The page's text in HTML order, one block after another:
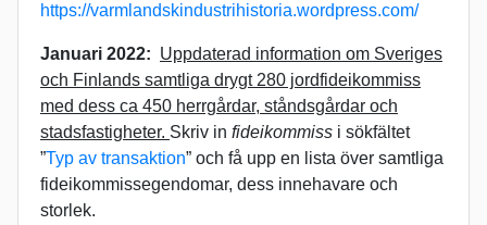
https://varmlandskindustrihistoria.wordpress.com/
Januari 2022: Uppdaterad information om Sveriges
och Finlands samtliga drygt 280 jordfideikommiss
med dess ca 450 herrgårdar, ståndsgårdar och
stadsfastigheter. Skriv in fideikommiss i sökfältet
”Typ av transaktion” och få upp en lista över samtliga
fideikommissegendomar, dess innehavare och
storlek.